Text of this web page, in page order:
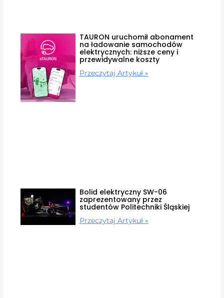
TAURON uruchomił abonament
na ładowanie samochodów
elektrycznych: niższe ceny i
przewidywalne koszty
Przeczytaj Artykuł »
Bolid elektryczny SW-06
zaprezentowany przez
studentów Politechniki Śląskiej
Przeczytaj Artykuł »